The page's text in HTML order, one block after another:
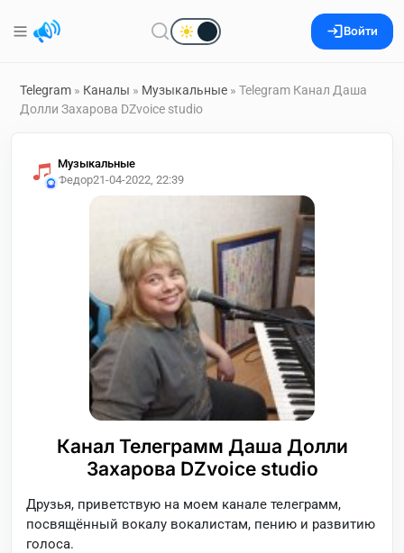
Войти
Telegram » Каналы » Музыкальные » Telegram Канал Даша
Долли Захарова DZvoice studio
Музыкальные
Федор21-04-2022, 22:39
Канал Телеграмм Даша Долли
Захарова DZvoice studio
Друзья, приветствую на моем канале телеграмм,
посвящённый вокалу вокалистам, пению и развитию
голоса.